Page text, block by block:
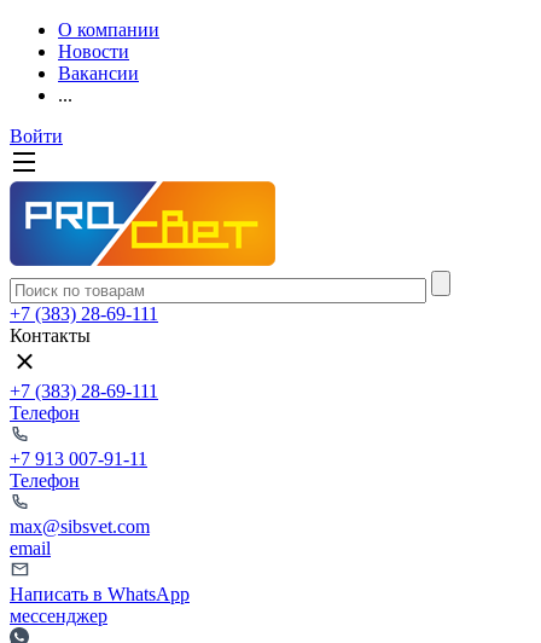
О компании
Новости
Вакансии
...
Войти
+7 (383) 28-69-111
Контакты
+7 (383) 28-69-111
Телефон
+7 913 007-91-11
Телефон
max@sibsvet.com
email
Написать в WhatsApp
мессенджер